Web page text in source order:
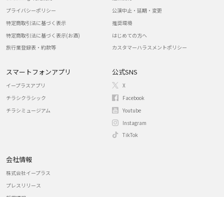
プライバシーポリシー
特定商取引法に基づく表示
特定商取引法に基づく表示(お酒)
旅行業登録表・約款等
公演中止・延期・変更
推奨環境
はじめての方へ
カスタマーハラスメントポリシー
スマートフォンアプリ
イープラスアプリ
チラシクラシック
チラシミュージアム
公式SNS
X
Facebook
Youtube
Instagram
TikTok
会社情報
株式会社イープラス
プレスリリース